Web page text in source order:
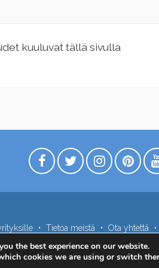
kuuluvat tällä sivulla
Tietoa meistä Ota yhtettä
the best experience on our website.
cookies we are using or switch